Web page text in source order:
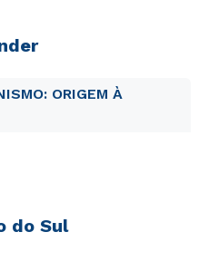
ORIGEM À
do Sul